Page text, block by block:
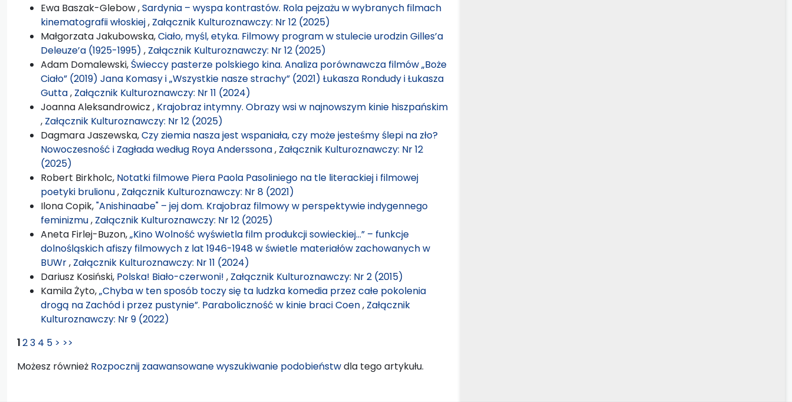
Ewa Baszak-Glebow ,Sardynia – wyspa kontrastów. Rola pejzażu w wybranych filmach
kinematografii włoskiej, Załącznik Kulturoznawczy: Nr 12 (2025)
Małgorzata Jakubowska,Ciało, myśl, etyka. Filmowy program w stulecie urodzin Gilles’a
Deleuze’a (1925-1995) , Załącznik Kulturoznawczy: Nr 12 (2025)
Adam Domalewski, Świeccy pasterze polskiego kina. Analiza porównawcza filmów „Boże
Ciało” (2019) Jana Komasy i „Wszystkie nasze strachy” (2021) Łukasza Rondudy i Łukasza
Gutta, Załącznik Kulturoznawczy: Nr 11 (2024)
Joanna Aleksandrowicz , Krajobraz intymny. Obrazy wsi w najnowszym kinie hiszpańskim
, Załącznik Kulturoznawczy: Nr 12 (2025)
Dagmara Jaszewska,Czy ziemia nasza jest wspaniała, czy może jesteśmy ślepi na zło?
Nowoczesność i Zagłada według Roya Anderssona, Załącznik Kulturoznawczy: Nr 12
(2025)
Robert Birkholc, Notatki filmowe Piera Paola Pasoliniego na tle literackiej i filmowej
poetyki brulionu, Załącznik Kulturoznawczy: Nr 8 (2021)
Ilona Copik,"Anishinaabe" – jej dom. Krajobraz filmowy w perspektywie indygennego
feminizmu, Załącznik Kulturoznawczy: Nr 12 (2025)
Aneta Firlej-Buzon,„Kino Wolność wyświetla film produkcji sowieckiej…” – funkcje
dolnośląskich afiszy filmowych z lat 1946-1948 w świetle materiałów zachowanych w
BUWr, Załącznik Kulturoznawczy: Nr 11 (2024)
Dariusz Kosiński, Polska! Biało-czerwoni! , Załącznik Kulturoznawczy: Nr 2 (2015)
Kamila Żyto,„Chyba w ten sposób toczy się ta ludzka komedia przez całe pokolenia
drogą na Zachód i przez pustynie”. Paraboliczność w kinie braci Coen, Załącznik
Kulturoznawczy: Nr 9 (2022)
123 4 5 > >>
Możesz również Rozpocznij zaawansowane wyszukiwanie podobieństwdla tego artykułu.